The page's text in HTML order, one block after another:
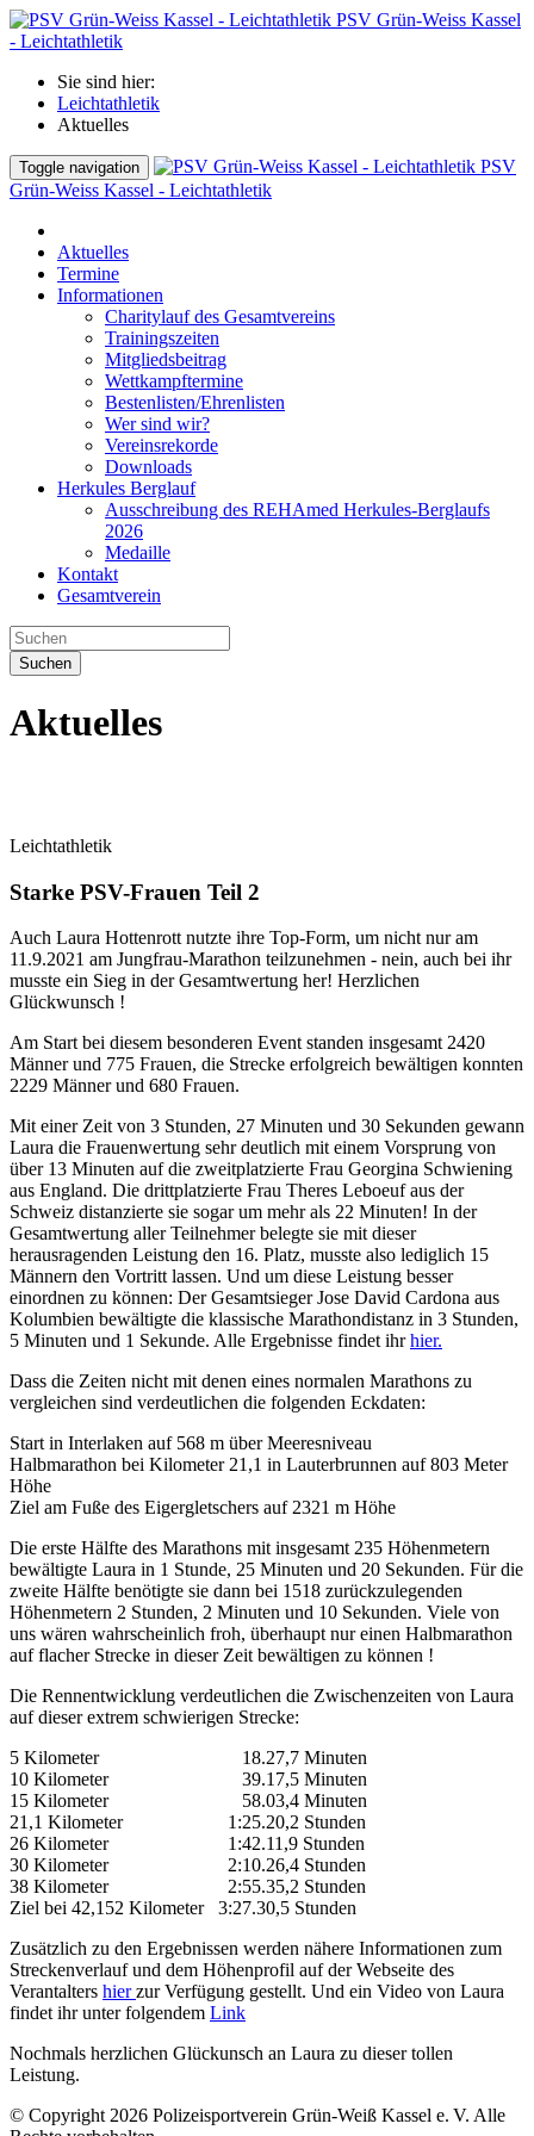
PSV Grün-Weiss Kassel
- Leichtathletik
Sie sind hier:
Leichtathletik
Aktuelles
Toggle navigation
PSV
Grün-Weiss Kassel - Leichtathletik
Aktuelles
Termine
Informationen
Charitylauf des Gesamtvereins
Trainingszeiten
Mitgliedsbeitrag
Wettkampftermine
Bestenlisten/Ehrenlisten
Wer sind wir?
Vereinsrekorde
Downloads
Herkules Berglauf
Ausschreibung des REHAmed Herkules-Berglaufs
2026
Medaille
Kontakt
Gesamtverein
Suchen
Aktuelles
Leichtathletik
Starke PSV-Frauen Teil 2
Auch Laura Hottenrott nutzte ihre Top-Form, um nicht nur am
11.9.2021 am Jungfrau-Marathon teilzunehmen - nein, auch bei ihr
musste ein Sieg in der Gesamtwertung her! Herzlichen
Glückwunsch !
Am Start bei diesem besonderen Event standen insgesamt 2420
Männer und 775 Frauen, die Strecke erfolgreich bewältigen konnten
2229 Männer und 680 Frauen.
Mit einer Zeit von 3 Stunden, 27 Minuten und 30 Sekunden gewann
Laura die Frauenwertung sehr deutlich mit einem Vorsprung von
über 13 Minuten auf die zweitplatzierte Frau Georgina Schwiening
aus England. Die drittplatzierte Frau Theres Leboeuf aus der
Schweiz distanzierte sie sogar um mehr als 22 Minuten! In der
Gesamtwertung aller Teilnehmer belegte sie mit dieser
herausragenden Leistung den 16. Platz, musste also lediglich 15
Männern den Vortritt lassen. Und um diese Leistung besser
einordnen zu können: Der Gesamtsieger Jose David Cardona aus
Kolumbien bewältigte die klassische Marathondistanz in 3 Stunden,
5 Minuten und 1 Sekunde. Alle Ergebnisse findet ihrhier.
Dass die Zeiten nicht mit denen eines normalen Marathons zu
vergleichen sind verdeutlichen die folgenden Eckdaten:
Start in Interlaken auf 568 m über Meeresniveau
Halbmarathon bei Kilometer 21,1 in Lauterbrunnen auf 803 Meter
Höhe
Ziel am Fuße des Eigergletschers auf 2321 m Höhe
Die erste Hälfte des Marathons mit insgesamt 235 Höhenmetern
bewältigte Laura in 1 Stunde, 25 Minuten und 20 Sekunden. Für die
zweite Hälfte benötigte sie dann bei 1518 zurückzulegenden
Höhenmetern 2 Stunden, 2 Minuten und 10 Sekunden. Viele von
uns wären wahrscheinlich froh, überhaupt nur einen Halbmarathon
auf flacher Strecke in dieser Zeit bewältigen zu können !
Die Rennentwicklung verdeutlichen die Zwischenzeiten von Laura
auf dieser extrem schwierigen Strecke:
5 Kilometer 18.27,7 Minuten
10 Kilometer 39.17,5 Minuten
15 Kilometer 58.03,4 Minuten
21,1 Kilometer 1:25.20,2 Stunden
26 Kilometer 1:42.11,9 Stunden
30 Kilometer 2:10.26,4 Stunden
38 Kilometer 2:55.35,2 Stunden
Ziel bei 42,152 Kilometer 3:27.30,5 Stunden
Zusätzlich zu den Ergebnissen werden nähere Informationen zum
Streckenverlauf und dem Höhenprofil auf der Webseite des
Verantalters hierzur Verfügung gestellt. Und ein Video von Laura
findet ihr unter folgendem Link
Nochmals herzlichen Glückunsch an Laura zu dieser tollen
Leistung.
© Copyright 2026 Polizeisportverein Grün-Weiß Kassel e. V. Alle